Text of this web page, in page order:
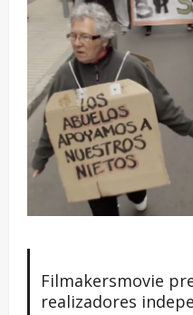
Filmakersmovie
realizadores